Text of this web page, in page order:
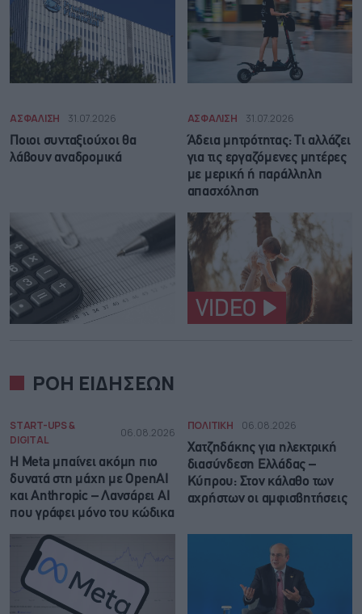
ΑΣΦΑΛΙΣΗ 31.07.2026
Ποιοι συνταξιούχοι θα
λάβουν αναδρομικά
ΑΣΦΑΛΙΣΗ 31.07.2026
Άδεια μητρότητας: Τι αλλάζει
για τις εργαζόμενες μητέρες
με μερική ή παράλληλη
απασχόληση
VIDEO
ΡΟΗ ΕΙΔΗΣΕΩΝ
START-UPS &
DIGITAL
06.08.2026
Η Meta μπαίνει ακόμη πιο
δυνατά στη μάχη με OpenAI
και Anthropic – Λανσάρει AI
που γράφει μόνο του κώδικα
ΠΟΛΙΤΙΚΗ 06.08.2026
Χατζηδάκης για ηλεκτρική
διασύνδεση Ελλάδας –
Κύπρου: Στον κάλαθο των
αχρήστων οι αμφισβητήσεις